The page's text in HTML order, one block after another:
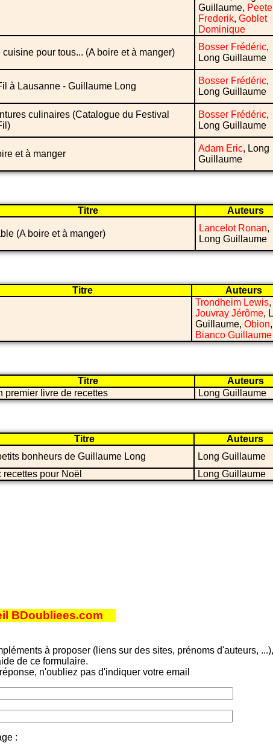
Guillaume,
Frederik, Goblet
Dominique
cuisine pour tous... (A boire et à manger)
Bosser Frédéric,
Long Guillaume
à Lausanne - Guillaume Long
Bosser Frédéric,
Long Guillaume
culinaires (Catalogue du Festival
Bosser Frédéric,
Long Guillaume
et à manger
Adam Eric, Long
Guillaume
Titre Auteurs
(A boire et à manger)
Lancelot Ronan,
Long Guillaume
Titre Auteurs
Trondheim Lewis,
Jouvray Jérôme,
Guillaume, Obion,
Bianco Guillaume
Titre
Auteurs
premier livre de recettes Long Guillaume
Titre
Auteurs
bonheurs de Guillaume Long
Long Guillaume
recettes pour Noël Long Guillaume
BDoubliees.com
à proposer (liens sur des sites, prénoms d'auteurs, ...),
de ce formulaire.
n'oubliez pas d'indiquer votre email
: